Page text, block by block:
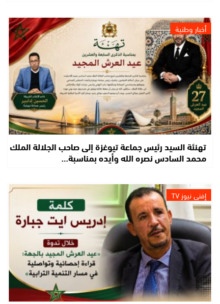
أخبار وطنية
تهنئة السيد رئيس جماعة تيوغزة إلى صاحب الجلالة الملك
محمد السادس نصره الله وأيده بمناسبة…
إفني نيوز TV